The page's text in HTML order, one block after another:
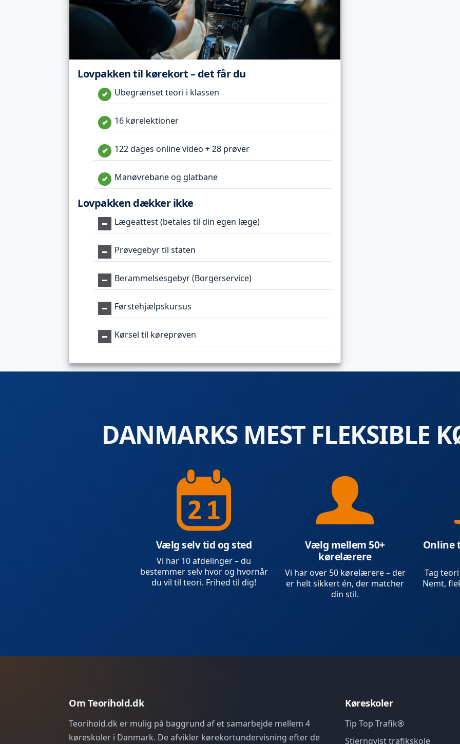
Lovpakken til kørekort – det får du
Ubegrænset teori i klassen
16 kørelektioner
122 dages online video + 28 prøver
Manøvrebane og glatbane
Lovpakken dækker ikke
Lægeattest (betales til din egen læge)
Prøvegebyr til staten
Berammelsesgebyr (Borgerservice)
Førstehjælpskursus
Kørsel til køreprøven
DANMARKS MEST FLEKSIBLE
Vælg selv tid og sted
Vi har 10 afdelinger – du
bestemmer selv hvor og hvornår
du vil til teori. Frihed til dig!
Vælg mellem 50+
kørelærere
Vi har over 50 kørelærere – der
er helt sikkert én, der matcher
din stil.
Online
Tag
Nemt,
Om Teorihold.dk
Teorihold.dk er mulig på baggrund af et samarbejde mellem 4
køreskoler i Danmark. De afvikler kørekortundervisning efter de
Køreskoler
Tip Top Trafik®
Stjernqvist trafikskole